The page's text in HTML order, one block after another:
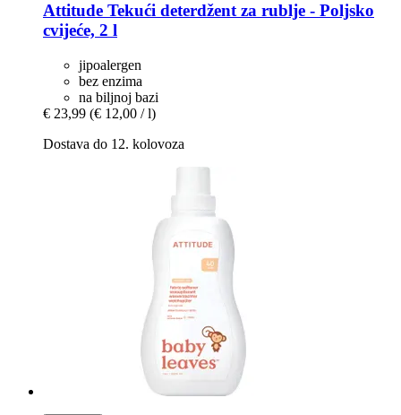
Attitude Tekući deterdžent za rublje -​ Poljsko
cvijeće, 2 l
jipoalergen
bez enzima
na biljnoj bazi
€ 23,99 (€ 12,00 / l)
Dostava do 12. kolovoza